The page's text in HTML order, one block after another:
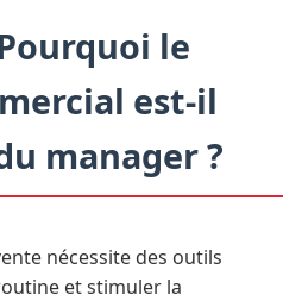
le
est-il
manager ?
nécessite des outils
et stimuler la